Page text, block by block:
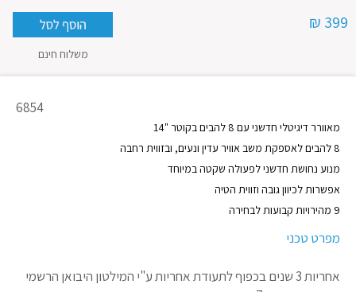
399 ₪
משלוח חינם
מק"ט
6854
מאוורר דיגיטלי חדשני עם 8 להבים בקוטר "14
8 להבים לאספקת משב אוויר עדין ונעים, ובזווית רחבה
מנוע נחושת חדשני לפעולה שקטה במיוחד
אפשרות לכיוון גובה וזווית הטיה
9 מהירויות קבועות לבחירה
מפרט טכני
אחריות 3 שנים בכפוף לתעודת אחריות
ע"י המילטון היבואן הרשמי